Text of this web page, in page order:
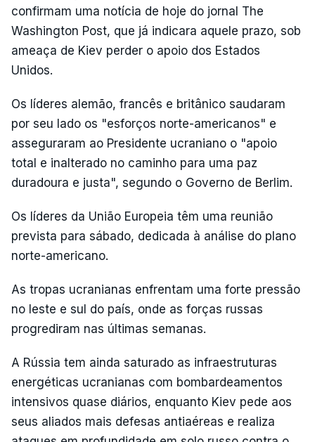
confirmam uma notícia de hoje do jornal The
Washington Post, que já indicara aquele prazo, sob
ameaça de Kiev perder o apoio dos Estados
Unidos.
Os líderes alemão, francês e britânico saudaram
por seu lado os "esforços norte-americanos" e
asseguraram ao Presidente ucraniano o "apoio
total e inalterado no caminho para uma paz
duradoura e justa", segundo o Governo de Berlim.
Os líderes da União Europeia têm uma reunião
prevista para sábado, dedicada à análise do plano
norte-americano.
As tropas ucranianas enfrentam uma forte pressão
no leste e sul do país, onde as forças russas
progrediram nas últimas semanas.
A Rússia tem ainda saturado as infraestruturas
energéticas ucranianas com bombardeamentos
intensivos quase diários, enquanto Kiev pede aos
seus aliados mais defesas antiaéreas e realiza